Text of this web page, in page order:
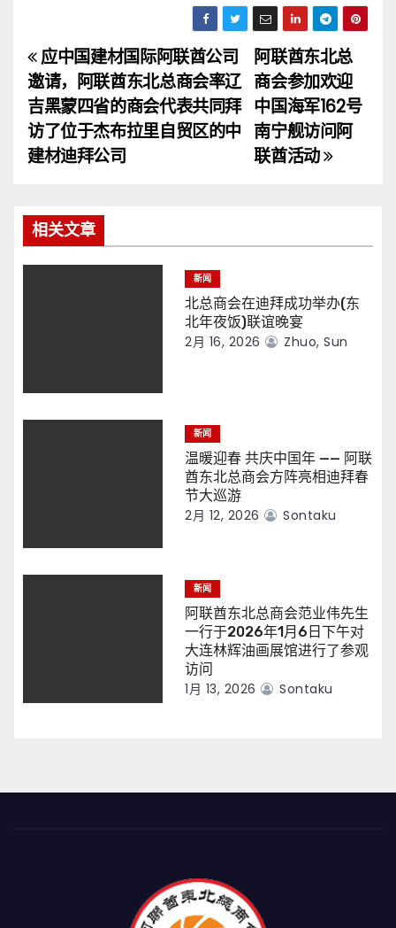
文
章
导
阿联酋东北总
商会参加欢迎
中国海军162号
南宁舰访问阿
联酋活动
应中国建材国际阿联酋公司
邀请，阿联酋东北总商会率辽
吉黑蒙四省的商会代表共同拜
访了位于杰布拉里自贸区的中
建材迪拜公司
相关文章
新闻
北总商会在迪拜成功举办(东
北年夜饭)联谊晚宴
2月 16, 2026 Zhuo, Sun
新闻
温暖迎春 共庆中国年 —— 阿联
酋东北总商会方阵亮相迪拜春
节大巡游
2月 12, 2026 Sontaku
新闻
阿联酋东北总商会范业伟先生
一行于2026年1月6日下午对
大连林辉油画展馆进行了参观
访问
1月 13, 2026 Sontaku